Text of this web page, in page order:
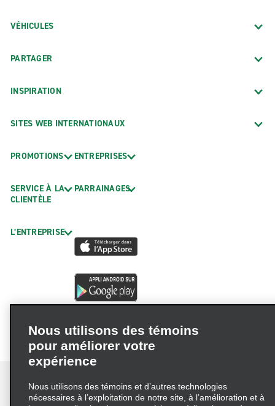
VÉHICULES
PARTAGER
INSPIRATION
SITES WEB INTERNATIONAUX
PROMOTIONS
SERVICE À LA
CLIENTÈLE
L’ENTREPRISE
ENTREPRISES
PARRAINAGES
Nous utilisons des témoins
pour améliorer votre
expérience
Nous utilisons des témoins et d’autres technologies
nécessaires à l’exploitation de notre site, à l’amélioration et à